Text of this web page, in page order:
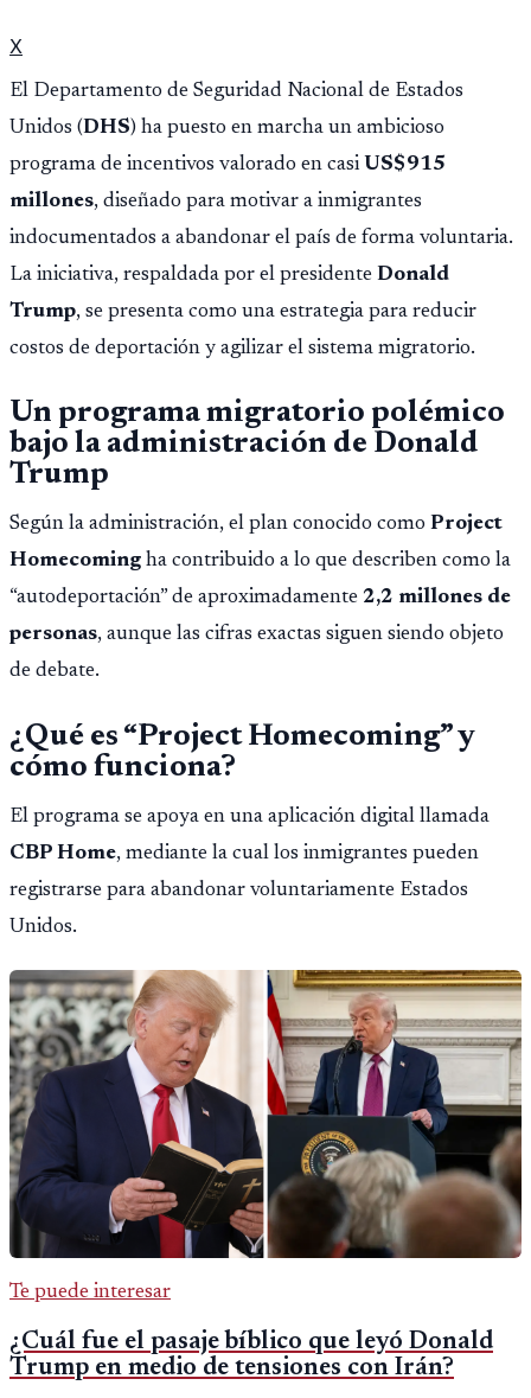
X
El Departamento de Seguridad Nacional de Estados
Unidos (DHS) ha puesto en marcha un ambicioso
programa de incentivos valorado en casi US$915
millones, diseñado para motivar a inmigrantes
indocumentados a abandonar el país de forma voluntaria.
La iniciativa, respaldada por el presidente Donald
Trump, se presenta como una estrategia para reducir
costos de deportación y agilizar el sistema migratorio.
Un programa migratorio polémico
bajo la administración de Donald
Trump
Según la administración, el plan conocido como Project
Homecoming ha contribuido a lo que describen como la
“autodeportación” de aproximadamente 2,2 millones de
personas, aunque las cifras exactas siguen siendo objeto
de debate.
¿Qué es “Project Homecoming” y
cómo funciona?
El programa se apoya en una aplicación digital llamada
CBP Home, mediante la cual los inmigrantes pueden
registrarse para abandonar voluntariamente Estados
Unidos.
Te puede interesar
¿Cuál fue el pasaje bíblico que leyó Donald
Trump en medio de tensiones con Irán?